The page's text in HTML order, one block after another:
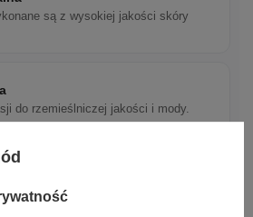
są z wysokiej jakości skóry
do rzemieślniczej jakości i mody.
które pasują do wielu stylizacji.